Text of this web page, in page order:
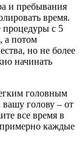
и пребывания
время.
процедуры с 5
а потом
но не более
начинать
головным
голову – от
все время в
каждые